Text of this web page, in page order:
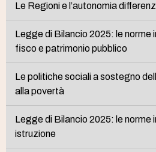
Le Regioni e l’autonomia
Legge di Bilancio 2025: le norme
fisco e patrimonio pubblico
Le politiche sociali a sostegno
alla povertà
Legge di Bilancio 2025: le norme
istruzione